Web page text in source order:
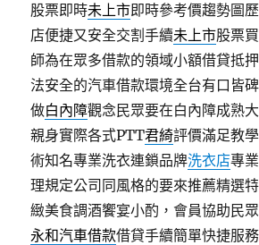
股票即時未上市即時參考價趨勢圖
店便捷又安全交割手續未上市股票
師為在眾多借款的領域小額借貸抵押
法安全的汽車借款環境全台有口皆
做白內障觀念民眾要在白內障成熟
親身實際各式PTT君綺評價滿足教
術知名專業洗衣連鎖品牌洗衣店專
理規定公司同風格的要來推薦精選
緻美食調酒饗宴小酌，會員協助民
永和汽車借款借貸手續簡單快捷服